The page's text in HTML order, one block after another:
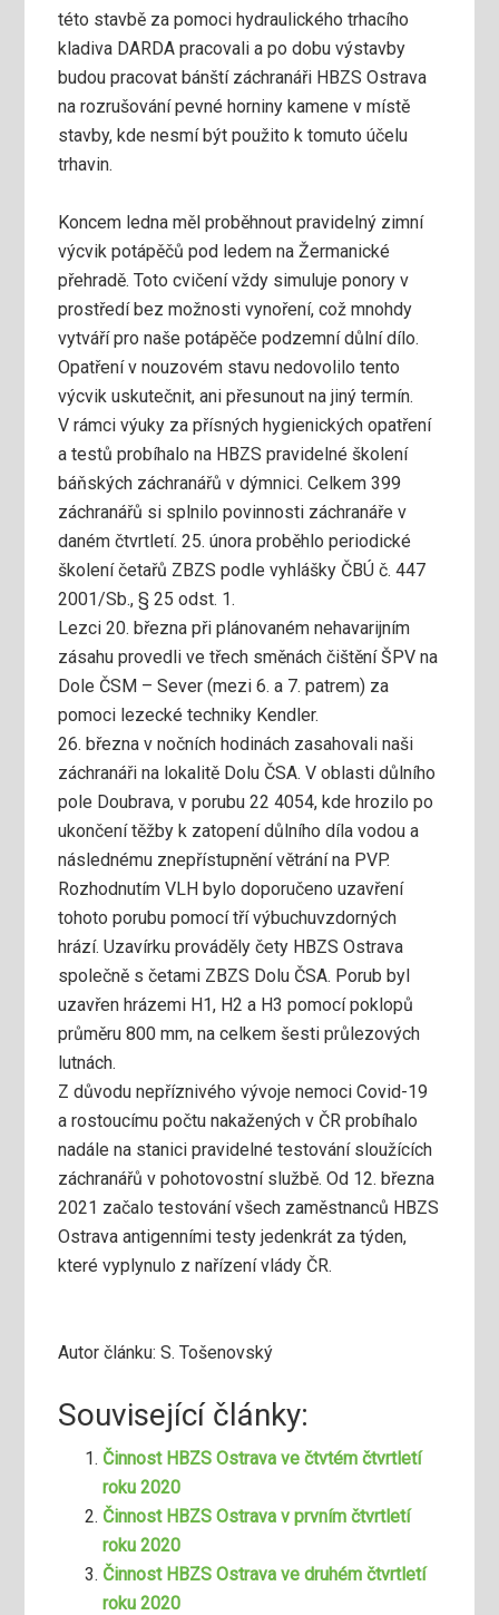
této stavbě za pomoci hydraulického trhacího
kladiva DARDA pracovali a po dobu výstavby
budou pracovat bánští záchranáři HBZS Ostrava
na rozrušování pevné horniny kamene v místě
stavby, kde nesmí být použito k tomuto účelu
trhavin.
Koncem ledna měl proběhnout pravidelný zimní
výcvik potápěčů pod ledem na Žermanické
přehradě. Toto cvičení vždy simuluje ponory v
prostředí bez možnosti vynoření, což mnohdy
vytváří pro naše potápěče podzemní důlní dílo.
Opatření v nouzovém stavu nedovolilo tento
výcvik uskutečnit, ani přesunout na jiný termín.
V rámci výuky za přísných hygienických opatření
a testů probíhalo na HBZS pravidelné školení
báňských záchranářů v dýmnici. Celkem 399
záchranářů si splnilo povinnosti záchranáře v
daném čtvrtletí. 25. února proběhlo periodické
školení četařů ZBZS podle vyhlášky ČBÚ č. 447
2001/Sb., § 25 odst. 1.
Lezci 20. března při plánovaném nehavarijním
zásahu provedli ve třech směnách čištění ŠPV na
Dole ČSM – Sever (mezi 6. a 7. patrem) za
pomoci lezecké techniky Kendler.
26. března v nočních hodinách zasahovali naši
záchranáři na lokalitě Dolu ČSA. V oblasti důlního
pole Doubrava, v porubu 22 4054, kde hrozilo po
ukončení těžby k zatopení důlního díla vodou a
následnému znepřístupnění větrání na PVP.
Rozhodnutím VLH bylo doporučeno uzavření
tohoto porubu pomocí tří výbuchuvzdorných
hrází. Uzavírku prováděly čety HBZS Ostrava
společně s četami ZBZS Dolu ČSA. Porub byl
uzavřen hrázemi H1, H2 a H3 pomocí poklopů
průměru 800 mm, na celkem šesti průlezových
lutnách.
Z důvodu nepříznivého vývoje nemoci Covid-19
a rostoucímu počtu nakažených v ČR probíhalo
nadále na stanici pravidelné testování sloužících
záchranářů v pohotovostní službě. Od 12. března
2021 začalo testování všech zaměstnanců HBZS
Ostrava antigenními testy jedenkrát za týden,
které vyplynulo z nařízení vlády ČR.
Autor článku: S. Tošenovský
Související články:
Činnost HBZS Ostrava ve čtvtém čtvrtletí
roku 2020
Činnost HBZS Ostrava v prvním čtvrtletí
roku 2020
Činnost HBZS Ostrava ve druhém čtvrtletí
roku 2020